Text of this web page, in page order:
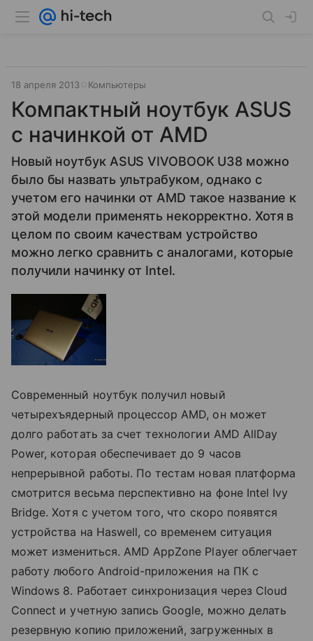
18 апреля 2013 Компьютеры
Компактный ноутбук ASUS
с начинкой от AMD
Новый ноутбук ASUS VIVOBOOK U38 можно
было бы назвать ультрабуком, однако с
учетом его начинки от AMD такое название к
этой модели применять некорректно. Хотя в
целом по своим качествам устройство
можно легко сравнить с аналогами, которые
получили начинку от Intel.
Современный ноутбук получил новый
четырехъядерный процессор AMD, он может
долго работать за счет технологии AMD AllDay
Power, которая обеспечивает до 9 часов
непрерывной работы. По тестам новая платформа
смотрится весьма перспективно на фоне Intel Ivy
Bridge. Хотя с учетом того, что скоро появятся
устройства на Haswell, со временем ситуация
может измениться. AMD AppZone Player облегчает
работу любого Android-приложения на ПК с
Windows 8. Работает синхронизация через Cloud
Connect и учетную запись Google, можно делать
резервную копию приложений, загруженных в